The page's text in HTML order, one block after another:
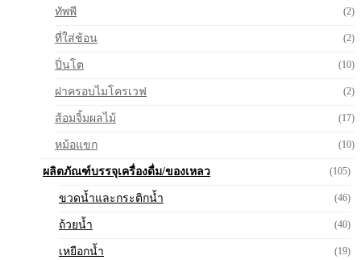
ทัพพี (2)
ที่ใส่ช้อน (2)
ปิ่นโต (10)
ฝาครอบไมโครเวฟ (2)
ส้อมจิ้มผลไม้ (17)
หม้อแขก (10)
ผลิตภัณฑ์บรรจุเครื่องดื่ม/ของเหลว (105)
ขวดน้ำและกระติกน้ำ (46)
ถ้วยน้ำ (40)
เหยือกน้ำ (19)